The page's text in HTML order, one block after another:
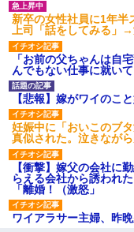
後続車にクラクション
され彼氏が逆切れ。「何
ション鳴らしてんだ！降
いよ！」と怒鳴りだし...
【衝撃】報酬100万円
募集がこちらｗｗｗｗｗ
あり)
【ネット騒然】惨殺さ
ワマン頂き女子のこの動
げえええええｗｗｗｗｗ
ｗｗｗ
【愕然】白のクラウン
高速道路左車線を制限速
った結果
百年の恋12-899 食べ
張り合ってくる
【悲報】佐藤輝明・・
でも盛大にやらかす←あ
新卒の女性社員に1年半
上司「話をしてみる」
「お前の父ちゃんは自
んでもない仕事に就い
【悲報】嫁がワイのこ
妊娠中に「おいこのブ
真似された。泣きなが
【衝撃】嫁父の会社に
らえる会社から誘われ
「離婚！（激怒」
ワイアラサー主婦、昨